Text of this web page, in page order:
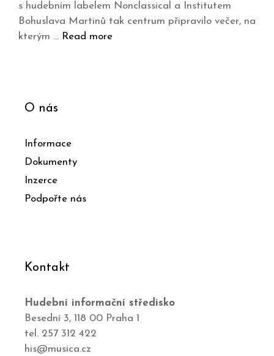
s hudebním labelem Nonclassical a Institutem
Bohuslava Martinů tak centrum připravilo večer, na
kterým … Read more
O nás
Informace
Dokumenty
Inzerce
Podpořte nás
Kontakt
Hudební informační středisko
Besední 3, 118 00 Praha 1
tel. 257 312 422
his@musica.cz